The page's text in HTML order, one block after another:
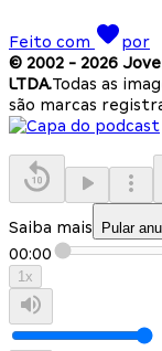
Feito com
por
© 2002 - 2026
LTDA.Todas as
são marcas
Saiba mais Pular
00:00
1x